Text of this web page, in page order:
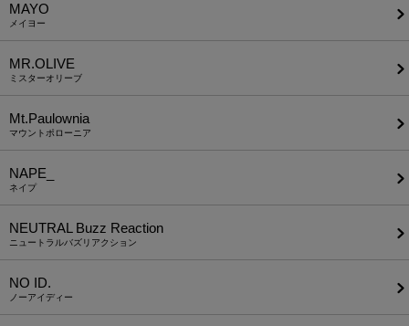
MAYO
メイヨー
MR.OLIVE
ミスターオリーブ
Mt.Paulownia
マウントポローニア
NAPE_
ネイプ
NEUTRAL Buzz Reaction
ニュートラルバズリアクション
NO ID.
ノーアイディー